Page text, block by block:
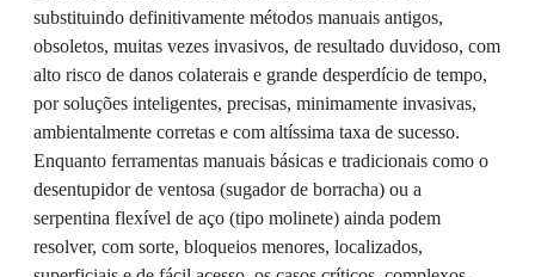
substituindo definitivamente métodos manuais antigos,
obsoletos, muitas vezes invasivos, de resultado duvidoso, com
alto risco de danos colaterais e grande desperdício de tempo,
por soluções inteligentes, precisas, minimamente invasivas,
ambientalmente corretas e com altíssima taxa de sucesso.
Enquanto ferramentas manuais básicas e tradicionais como o
desentupidor de ventosa (sugador de borracha) ou a
serpentina flexível de aço (tipo molinete) ainda podem
resolver, com sorte, bloqueios menores, localizados,